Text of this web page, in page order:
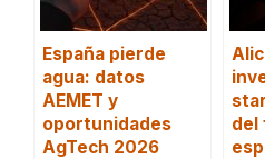
España pierde
agua: datos
AEMET y
oportunidades
AgTech 2026
del